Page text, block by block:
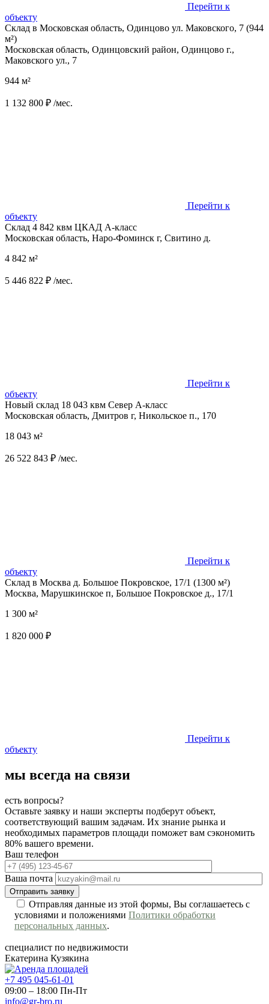
Перейти к
объекту
Склад в Московская область, Одинцово ул. Маковского, 7 (944
м²)
Московская область, Одинцовский район, Одинцово г.,
Маковского ул., 7
944 м²
1 132 800 ₽ /мес.
Перейти к
объекту
Склад 4 842 квм ЦКАД А-класс
Московская область, Наро-Фоминск г, Свитино д.
4 842 м²
5 446 822 ₽ /мес.
Перейти к
объекту
Новый склад 18 043 квм Север А-класс
Московская область, Дмитров г, Никольское п., 170
18 043 м²
26 522 843 ₽ /мес.
Перейти к
объекту
Склад в Москва д. Большое Покровское, 17/1 (1300 м²)
Москва, Марушкинское п, Большое Покровское д., 17/1
1 300 м²
1 820 000 ₽
Перейти к
объекту
мы всегда на связи
есть вопросы?
Оставьте заявку и наши эксперты подберут объект,
соответствующий вашим задачам. Их знание рынка и
необходимых параметров площади поможет вам сэкономить
80% вашего времени.
Ваш телефон
Ваша почта
Отправляя данные из этой формы, Вы соглашаетесь с
условиями и положениями Политики обработки
персональных данных.
специалист по недвижимости
Екатерина Кузякина
+7 495 045-61-01
09:00 – 18:00 Пн-Пт
info@gr-bro.ru